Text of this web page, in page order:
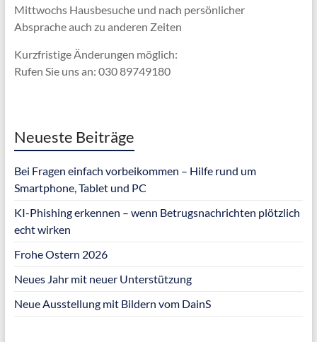
Mittwochs Hausbesuche und nach persönlicher
Abspracheauch zu anderen Zeiten
Kurzfristige Änderungen möglich:
Rufen Sie uns an: 030 89749180
Neueste Beiträge
Bei Fragen einfach vorbeikommen – Hilfe rund um
Smartphone, Tablet und PC
KI-Phishing erkennen – wenn Betrugsnachrichten plötzlich
echt wirken
Frohe Ostern 2026
Neues Jahr mit neuer Unterstützung
Neue Ausstellung mit Bildern vom DainS